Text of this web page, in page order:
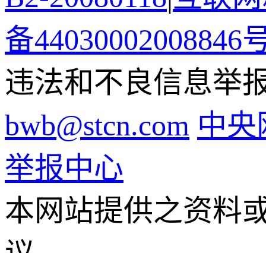
备44030002008846
违法和不良信息举
bwb@stcn.com 中
举报中心
本网站提供之资料